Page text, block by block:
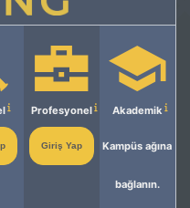
Profesyonel
Giriş Yap
Akademik
Kampüs ağına
bağlanın.